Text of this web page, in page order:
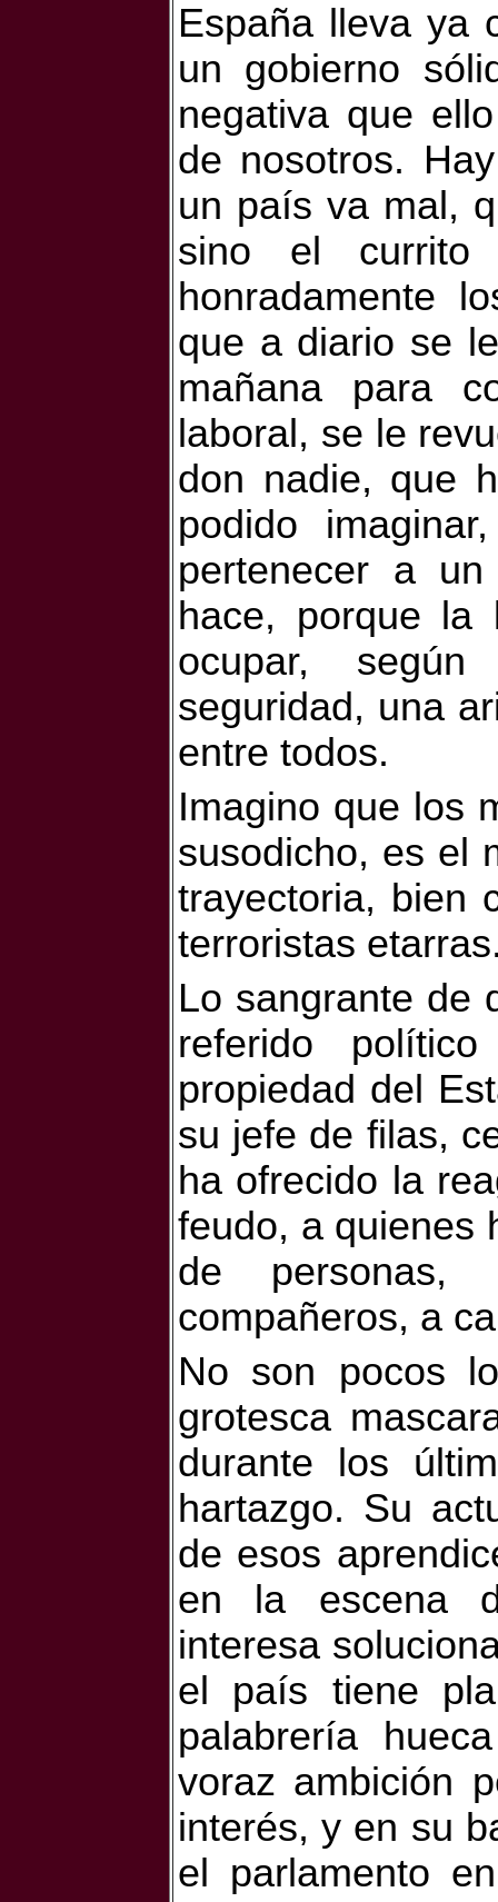
España lleva ya
un gobierno
negativa que
de nosotros.
un país va mal,
sino el
honradamente
que a diario se
mañana para
laboral, se le
don nadie, que
podido
pertenecer a
hace, porque la
ocupar,
seguridad, una
entre todos.
Imagino que los
susodicho, es el
trayectoria, bien
terroristas
Lo sangrante de
referido
propiedad del
su jefe de filas,
ha ofrecido la
feudo, a quienes
de
compañeros, a
No son pocos
grotesca
durante los
hartazgo. Su
de esos
en la escena
interesa
el país tiene
palabrería
voraz ambición
interés, y en su
el parlamento